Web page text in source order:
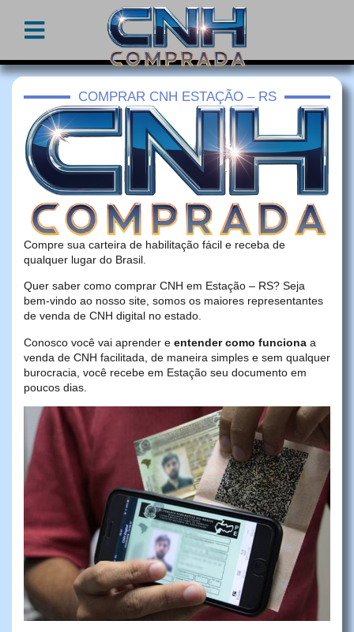
COMPRAR CNH ESTAÇÃO – RS
Compre sua carteira de habilitação fácil e receba de
qualquer lugar do Brasil.
Quer saber como comprar CNH em Estação – RS? Seja
bem-vindo ao nosso site, somos os maiores representantes
de venda de CNH digital no estado.
Conosco você vai aprender e entender como funciona a
venda de CNH facilitada, de maneira simples e sem qualquer
burocracia, você recebe em Estação seu documento em
poucos dias.